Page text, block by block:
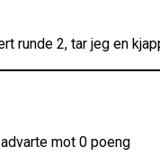
runde 2, tar jeg en
mot 0 poeng